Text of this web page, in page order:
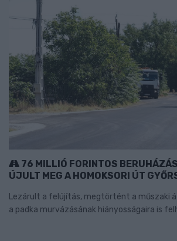
76 MILLIÓ FORINTOS
ÚJULT MEG A HOMOKSORI ÚT
Lezárult a felújítás, megtörtént a műszaki
a padka murvázásának hiányosságaira is